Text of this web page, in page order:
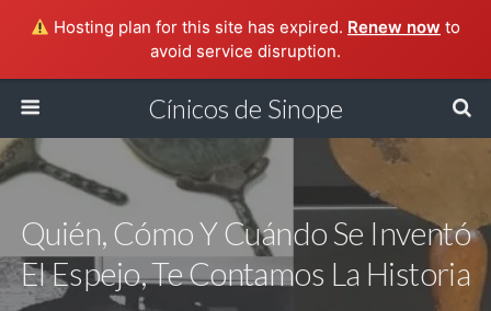
Hosting plan for this site has expired. Renew now to
avoid service disruption.
Cínicos de Sinope
Quién, Cómo Y Cuándo Se Inventó
El Espejo, Te Contamos La Historia